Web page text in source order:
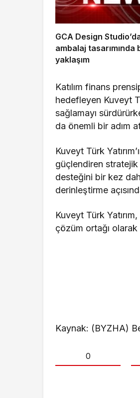
GCA Design
ambalaj tasarımında
yaklaşım
Katılım finans
hedefleyen Kuveyt
sağlamayı
da önemli bir adım
Kuveyt Türk
güçlendiren stratejik
desteğini bir kez
derinleştirme
Kuveyt Türk
çözüm ortağı
Kaynak: (BYZHA)
0